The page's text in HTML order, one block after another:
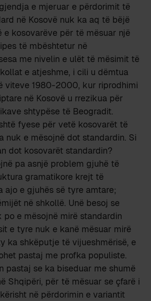
e mjeruar e përdorimit të
në Kosovë nuk ka aq të bëjë
e kosovarëve për të mësuar një
të mbështetur në
me nivelin e ulët të mësimit të
e atjeshme, i cili u dëmtua
viteve 1980-2000, kur riprodhimi
në Kosovë u rrezikua për
shtypëse të Beogradit.
fyese për vetë kosovarët të
nuk e mësojnë dot standardin. Si
dot kosovarët standardin?
pa asnjë problem gjuhë të
gramatikore krejt të
ajo e gjuhës së tyre amtare;
në shkollë. Unë besoj se
po e mësojnë mirë standardin
e tyre nuk e kanë mësuar mirë
ka shkëputje të vijueshmërisë, e
pastaj me profka populiste.
pastaj se ka biseduar me shumë
Shqipëri, për të mësuar se çfarë i
në përdorimin e variantit